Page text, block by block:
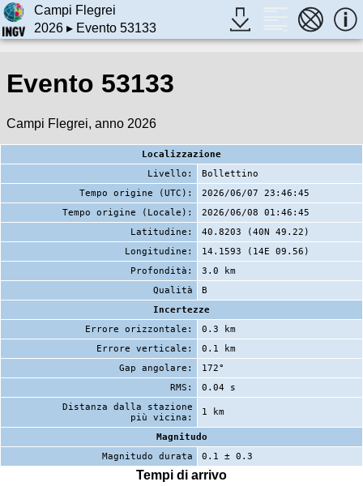
Campi Flegrei
2026▸ Evento 53133
Evento 53133
Campi Flegrei, anno 2026
Localizzazione
Livello:
Bollettino
Tempo origine (UTC):
2026/06/07 23:46:45
Tempo origine (Locale):
2026/06/08 01:46:45
Latitudine:
40.8203 (40N 49.22)
Longitudine:
14.1593 (14E 09.56)
Profondità:
3.0 km
Qualità
B
Incertezze
Errore orizzontale:
0.3 km
Errore verticale:
0.1 km
Gap angolare:
172°
RMS:
0.04 s
Distanza dalla stazione
più vicina:
1 km
Magnitudo
Magnitudo durata
0.1 ± 0.3
Tempi di arrivo